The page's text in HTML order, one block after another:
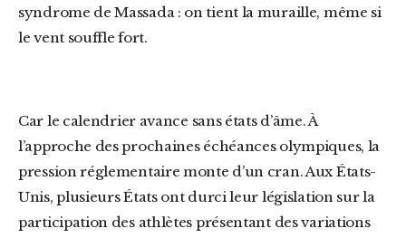
syndrome de Massada : on tient la muraille, même si
le vent souffle fort.
Car le calendrier avance sans états d’âme. À
l’approche des prochaines échéances olympiques, la
pression réglementaire monte d’un cran. Aux États-
Unis, plusieurs États ont durci leur législation sur la
participation des athlètes présentant des variations